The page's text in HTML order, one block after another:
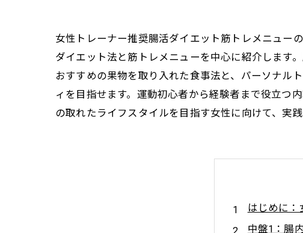
女性トレーナー推奨腸活ダイエット筋トレメニュー
ダイエット法と筋トレメニューを中心に紹介します
おすすめの果物を取り入れた食事法と、パーソナル
ィを目指せます。運動初心者から経験者まで役立つ
の取れたライフスタイルを目指す女性に向けて、実
はじめに：
中盤1：腸